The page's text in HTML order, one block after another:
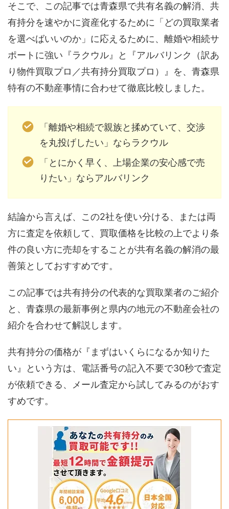
そこで、この記事では青森県で共有名義の解消、共
有持分を速やかに資産化するために「どの買取業者
を選べばいいのか」に応えるために、離婚や相続サ
ポートに強い『ラクウル』と『アルバリンク（訳あ
り物件買取プロ／共有持分買取プロ）』を、青森県
特有の不動産事情に合わせて徹底比較しました。
「離婚や相続で親族と揉めていて、交渉
を丸投げしたい」ならラクウル
「とにかく早く、上場企業の安心感で売
りたい」ならアルバリンク
結論から言えば、この2社を使い分ける、または両
方に査定を依頼して、買取価格を比較の上でより条
件の良い方に売却をすることが共有名義の解消の最
善策としておすすめです。
この記事では共有持分の代表的な買取業者のご紹介
と、青森県の最新事例と県内の地元の不動産会社の
紹介を合わせて解説します。
共有持分の価格が『まずはいくらになるか知りた
い』という方は、電話番号の記入不要で30秒で査定
が依頼できる、メール査定から試してみるのがおす
すめです。